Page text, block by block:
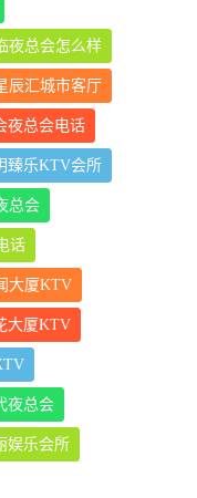
夜总会怎么样
辰汇城市客厅
夜总会电话
臻乐KTV会所
总会
话
大厦KTV
大厦KTV
夜总会
娱乐会所